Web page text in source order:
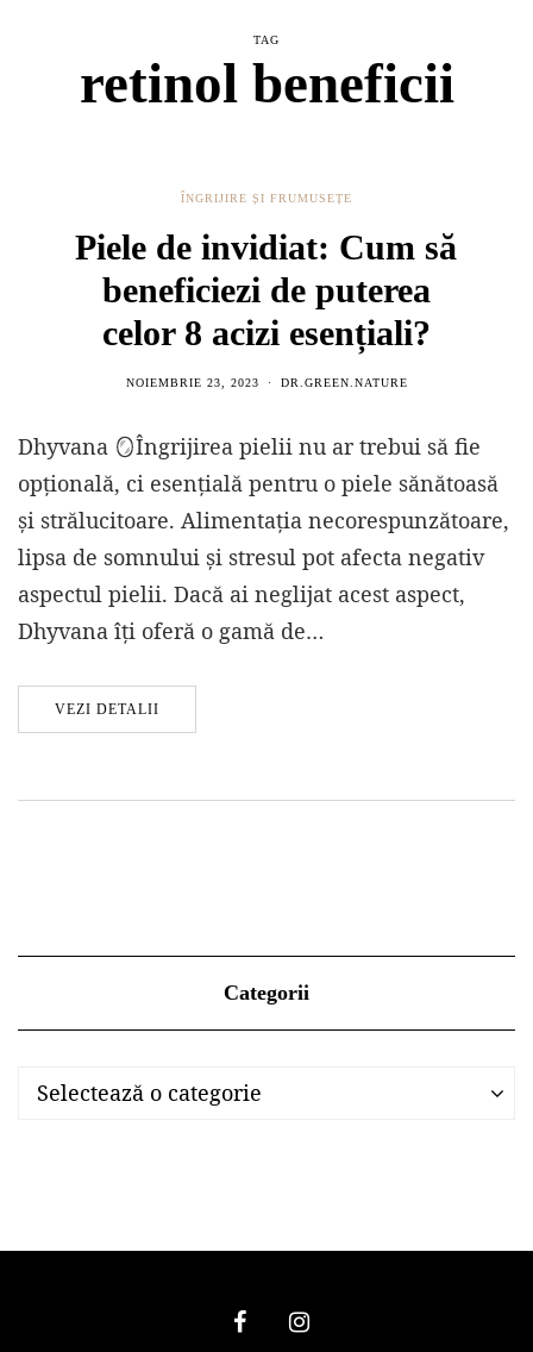
TAG
retinol beneficii
ÎNGRIJIRE ȘI FRUMUSEȚE
Piele de invidiat: Cum să
beneficiezi de puterea
celor 8 acizi esențiali?
NOIEMBRIE 23, 2023 DR.GREEN.NATURE
Dhyvana 🪞Îngrijirea pielii nu ar trebui să fie
opțională, ci esențială pentru o piele sănătoasă
și strălucitoare. Alimentația necorespunzătoare,
lipsa de somnului și stresul pot afecta negativ
aspectul pielii. Dacă ai neglijat acest aspect,
Dhyvana îți oferă o gamă de…
VEZI DETALII
Categorii
Categorii
Selectează o categorie
Categorii